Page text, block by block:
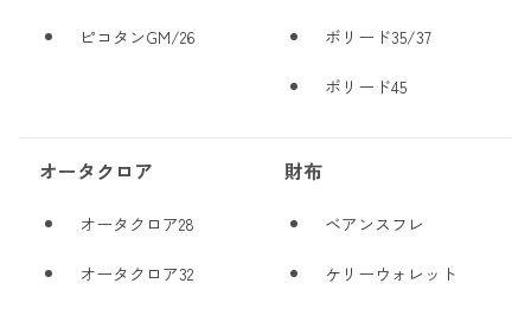
ピコタンGM/26 ボリード35/37
ボリード45
オータクロア
オータクロア28
オータクロア32
財布
ベアンスフレ
ケリーウォレット